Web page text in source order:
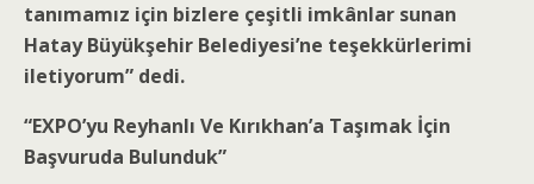
tanımamız için bizlere çeşitli imkânlar sunan
Hatay Büyükşehir Belediyesi’ne teşekkürlerimi
iletiyorum” dedi.
“EXPO’yu Reyhanlı Ve Kırıkhan’a Taşımak İçin
Başvuruda Bulunduk”